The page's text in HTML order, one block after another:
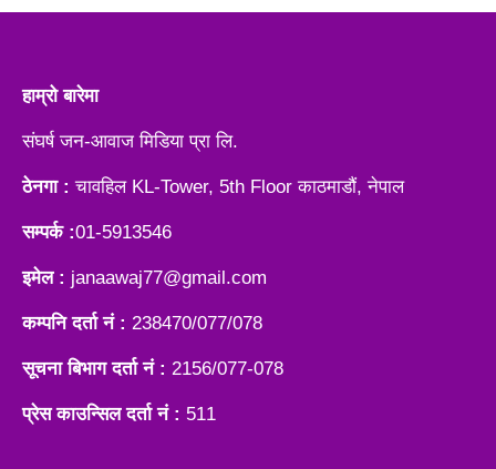
हाम्रो बारेमा
संघर्ष जन-आवाज मिडिया प्रा लि.
ठेनगा : चावहिल KL-Tower, 5th Floor काठमाडौं, नेपाल
सम्पर्क :01-5913546
इमेल : janaawaj77@gmail.com
कम्पनि दर्ता नं : 238470/077/078
सूचना बिभाग दर्ता नं : 2156/077-078
प्रेस काउन्सिल दर्ता नं : 511